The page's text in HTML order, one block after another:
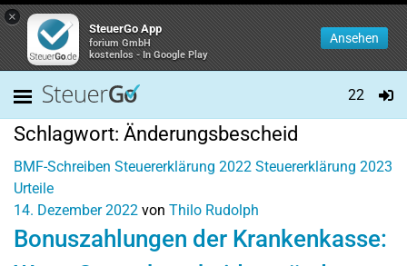
×
SteuerGo App
forium GmbH
kostenlos - In Google Play
Ansehen
22
Schlagwort: Änderungsbescheid
BMF-Schreiben Steuererklärung 2022 Steuererklärung 2023
Urteile
14. Dezember 2022 von Thilo Rudolph
Bonuszahlungen der Krankenkasse: